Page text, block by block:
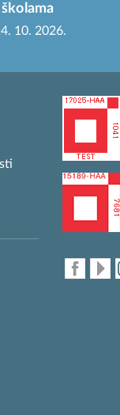
10. 2026.